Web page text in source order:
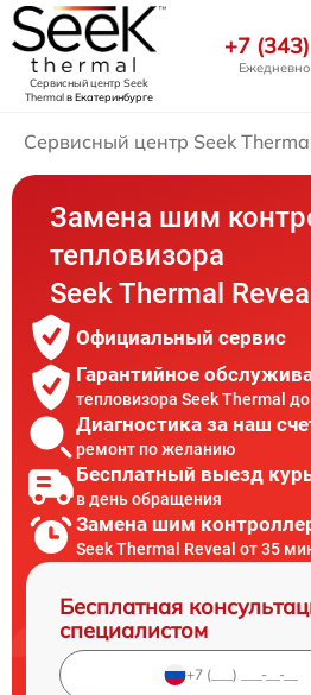
Сервисный центр Seek
Thermalв Екатеринбурге
+7
Сервисный центр Seek
Замена шим
тепловизора
Seek Thermal Reveal
Официальный сервис
Гарантийное
тепловизора Seek Thermal
Диагностика за наш
ремонт по желанию
Бесплатный выезд
в день обращения
Замена шим
Seek Thermal Reveal от 35
Бесплатная
специалистом